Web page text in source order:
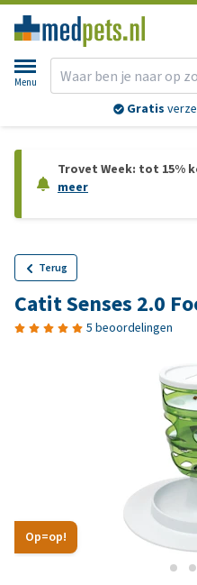
Menu
Gratis
Trovet Week: tot 15%
meer
Terug
Catit Senses 2.0
5 beoordelingen
Op=op!